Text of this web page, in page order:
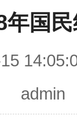
年国
15
admin